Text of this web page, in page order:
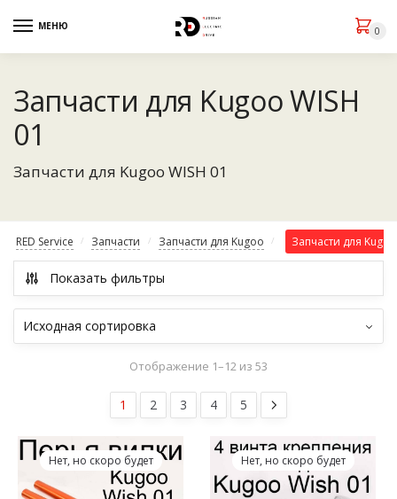
МЕНЮ 0
Запчасти для Kugoo WISH
01
Запчасти для Kugoo WISH 01
RED Service / Запчасти / Запчасти для Kugoo / Запчасти для
Показать фильтры
Отображение 1–12 из 53
1 2 3 4 5
Нет, но скоро будет Нет, но скоро будет